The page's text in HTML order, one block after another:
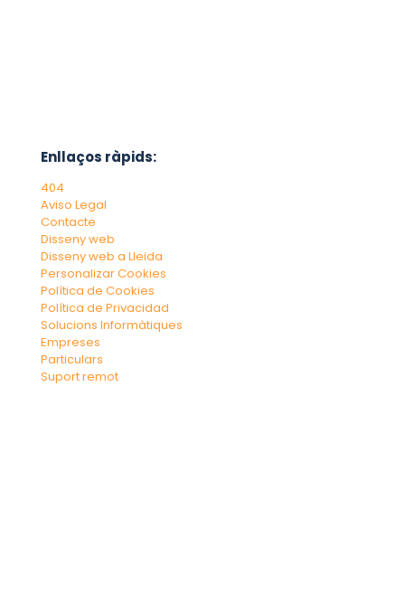
Enllaços ràpids:
404
Aviso Legal
Contacte
Disseny web
Disseny web a Lleida
Personalizar Cookies
Política de Cookies
Política de Privacidad
Solucions Informàtiques
Empreses
Particulars
Suport remot